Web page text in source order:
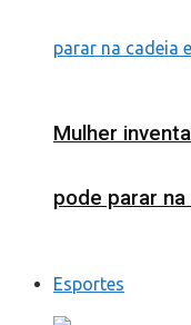
Mulher
pode parar
Esportes